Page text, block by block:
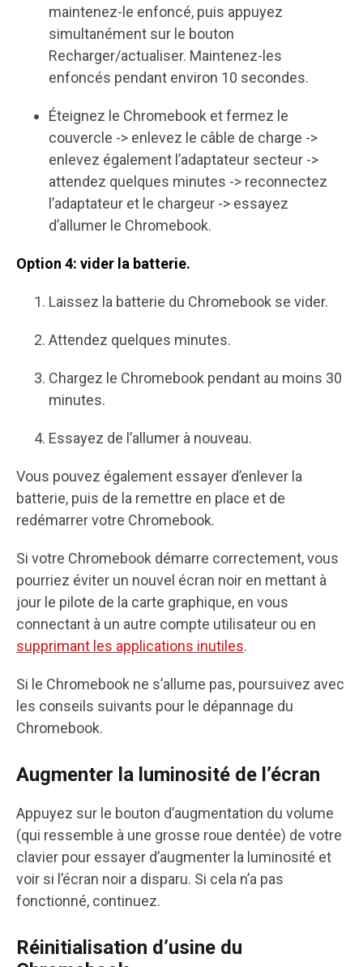
maintenez-le enfoncé, puis appuyez
simultanément sur le bouton
Recharger/actualiser. Maintenez-les
enfoncés pendant environ 10 secondes.
Éteignez le Chromebook et fermez le
couvercle -> enlevez le câble de charge ->
enlevez également l’adaptateur secteur ->
attendez quelques minutes -> reconnectez
l’adaptateur et le chargeur -> essayez
d’allumer le Chromebook.
Option 4: vider la batterie.
Laissez la batterie du Chromebook se vider.
Attendez quelques minutes.
Chargez le Chromebook pendant au moins 30
minutes.
Essayez de l’allumer à nouveau.
Vous pouvez également essayer d’enlever la
batterie, puis de la remettre en place et de
redémarrer votre Chromebook.
Si votre Chromebook démarre correctement, vous
pourriez éviter un nouvel écran noir en mettant à
jour le pilote de la carte graphique, en vous
connectant à un autre compte utilisateur ou en
supprimant les applications inutiles.
Si le Chromebook ne s’allume pas, poursuivez avec
les conseils suivants pour le dépannage du
Chromebook.
Augmenter la luminosité de l’écran
Appuyez sur le bouton d’augmentation du volume
(qui ressemble à une grosse roue dentée) de votre
clavier pour essayer d’augmenter la luminosité et
voir si l’écran noir a disparu. Si cela n’a pas
fonctionné, continuez.
Réinitialisation d’usine du